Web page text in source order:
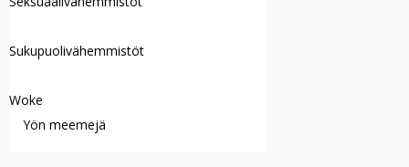
Sukupuolivähemmistöt
Woke
Yön meemejä